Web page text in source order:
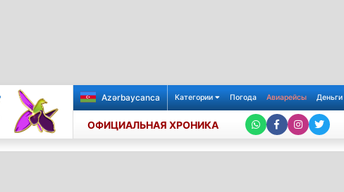
Azərbaycanca Категории Погода Авиарейсы Деньги
ОФИЦИАЛЬНАЯ ХРОНИКА